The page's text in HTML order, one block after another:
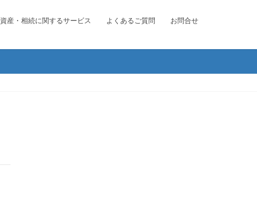
資産・相続に関するサービス よくあるご質問 お問合せ